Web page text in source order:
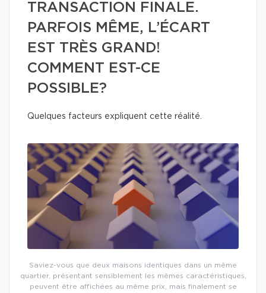
TRANSACTION FINALE.
PARFOIS MÊME, L’ÉCART
EST TRÈS GRAND!
COMMENT EST-CE
POSSIBLE?
Quelques facteurs expliquent cette réalité.
Saviez-vous que deux maisons identiques dans un même
quartier, présentant sensiblement les mêmes caractéristiques,
peuvent être affichées au même prix, mais finalement se